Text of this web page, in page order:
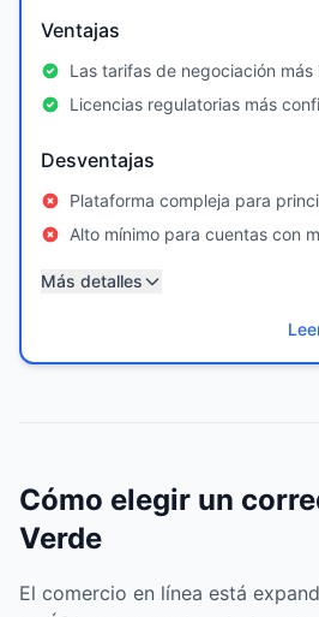
Ventajas
Las tarifas de negociación
Licencias regulatorias más
Desventajas
Plataforma compleja para
Alto mínimo para cuentas con
Más detalles
Cómo elegir un
Verde
El comercio en línea está